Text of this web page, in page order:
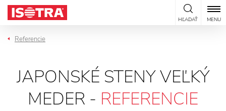
Preskočiť na obsah
HĽADAŤ MENU
Referencie
JAPONSKÉ STENY VEĽKÝ
MEDER - REFERENCIE